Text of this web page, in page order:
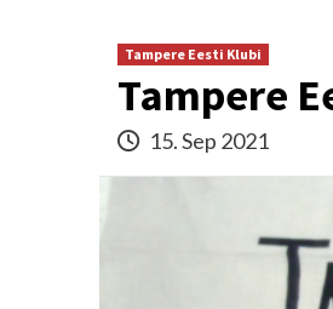
Tampere Eesti Klubi
Tampere
15. Sep 2021